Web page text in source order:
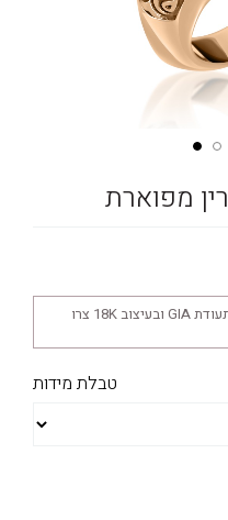
מפוארת
להצעת מחיר ליהלום טבעי עם תעודת GIA ובעיצוב 18K צרו
טבלת מידות